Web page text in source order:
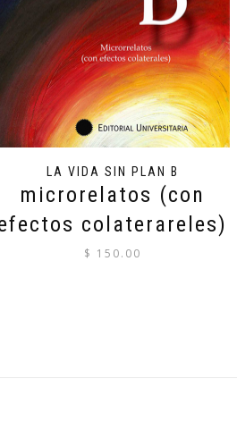
LA VIDA SIN PLAN B
microrelatos (con
colaterareles)
$ 150.00